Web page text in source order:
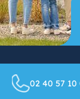
02 40 57 10